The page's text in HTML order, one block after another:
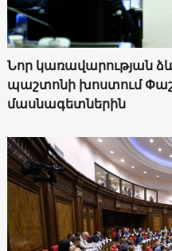
Նոր կառավարության
պաշտոնի խոստում
մասնագետներին